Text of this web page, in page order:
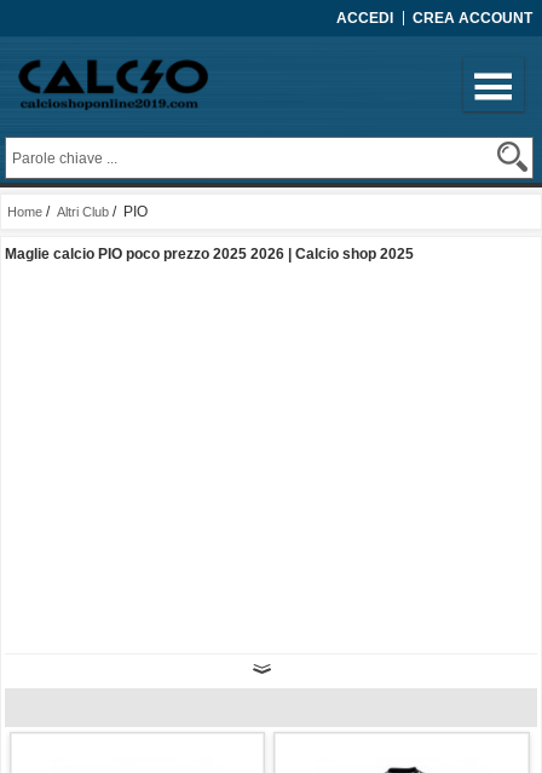
ACCEDI CREA ACCOUNT
Home / Altri Club / PIO
Maglie calcio PIO poco prezzo 2025 2026 | Calcio shop 2025